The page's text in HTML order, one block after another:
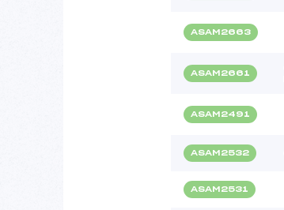
ASAM2663
ASAM2661
ASAM2491
ASAM2532
ASAM2531